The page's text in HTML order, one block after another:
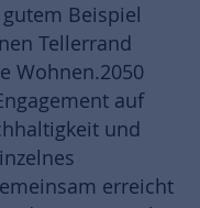
Beispiel
Tellerrand
Wohnen.2050
auf
und
erreicht